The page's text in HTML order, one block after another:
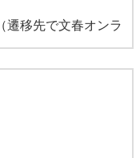
（遷移先で文春オンラ